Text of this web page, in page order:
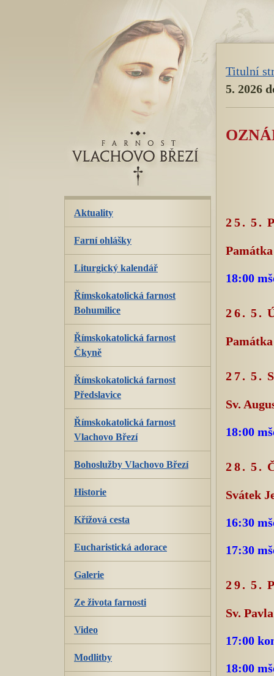
Titulní
5. 2026
25. 5.
18:00
26. 5.
27. 5.
Sv.
18:00
28. 5.
Svátek
16:30
17:30
29. 5.
Sv.
17:00
18:00
Aktuality
Farní ohlášky
Liturgický kalendář
Římskokatolická farnost
Bohumilice
Římskokatolická farnost
Čkyně
Římskokatolická farnost
Předslavice
Římskokatolická farnost
Vlachovo Březí
Bohoslužby Vlachovo Březí
Historie
Křížová cesta
Eucharistická adorace
Galerie
Ze života farnosti
Video
Modlitby